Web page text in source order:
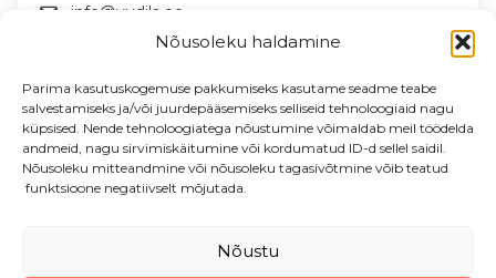
Nõusoleku haldamine
Parima kasutuskogemuse pakkumiseks kasutame seadme teabe
salvestamiseks ja/või juurdepääsemiseks selliseid tehnoloogiaid nagu
küpsised. Nende tehnoloogiatega nõustumine võimaldab meil töödelda
andmeid, nagu sirvimiskäitumine või kordumatud ID-d sellel saidil.
Nõusoleku mitteandmine või nõusoleku tagasivõtmine võib teatud
funktsioone negatiivselt mõjutada.
Nõustu
info@vudila.ee
LIITU UUDISKIRJAGA
Uudised & pakkumised sinu meilile